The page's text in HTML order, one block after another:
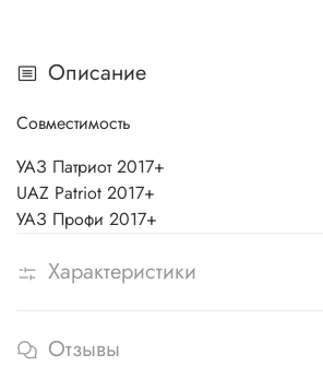
Описание
Совместимость
УАЗ Патриот 2017+
UAZ Patriot 2017+
УАЗ Профи 2017+
Характеристики
Отзывы